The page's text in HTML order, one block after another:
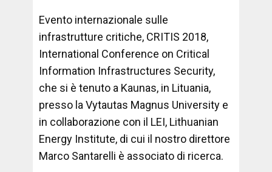
Evento internazionale sulle
infrastrutture critiche, CRITIS 2018,
International Conference on Critical
Information Infrastructures Security,
che si è tenuto a Kaunas, in Lituania,
presso la Vytautas Magnus University e
in collaborazione con il LEI, Lithuanian
Energy Institute, di cui il nostro direttore
Marco Santarelli è associato di ricerca.